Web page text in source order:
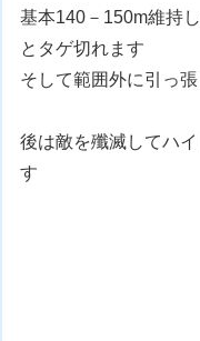
基本140－150m維持
とタゲ切れます
そして範囲外に引っ
後は敵を殲滅してハ
す